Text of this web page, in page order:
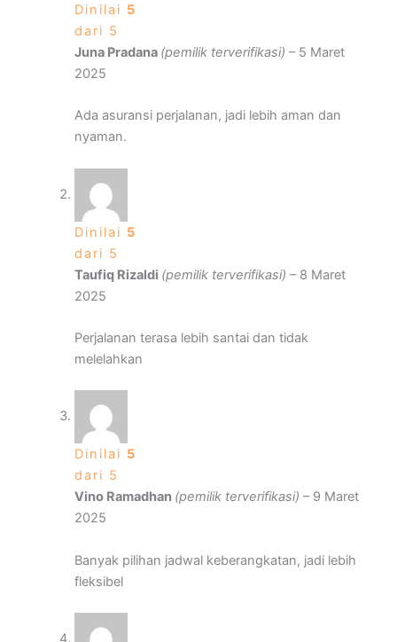
Dinilai 5
dari 5
Juna Pradana (pemilik terverifikasi) – 5 Maret
2025
Ada asuransi perjalanan, jadi lebih aman dan
nyaman.
Dinilai 5
dari 5
Taufiq Rizaldi (pemilik terverifikasi) – 8 Maret
2025
Perjalanan terasa lebih santai dan tidak
melelahkan
Dinilai 5
dari 5
Vino Ramadhan (pemilik terverifikasi) – 9 Maret
2025
Banyak pilihan jadwal keberangkatan, jadi lebih
fleksibel